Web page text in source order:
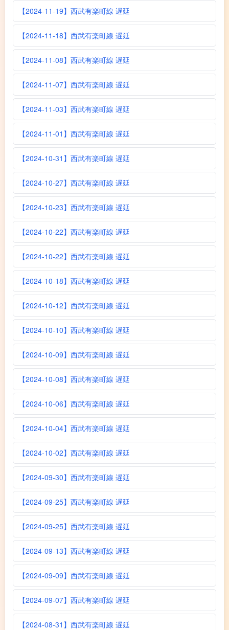
【2024-11-19】西武有楽町線 遅延
【2024-11-18】西武有楽町線 遅延
【2024-11-08】西武有楽町線 遅延
【2024-11-07】西武有楽町線 遅延
【2024-11-03】西武有楽町線 遅延
【2024-11-01】西武有楽町線 遅延
【2024-10-31】西武有楽町線 遅延
【2024-10-27】西武有楽町線 遅延
【2024-10-23】西武有楽町線 遅延
【2024-10-22】西武有楽町線 遅延
【2024-10-22】西武有楽町線 遅延
【2024-10-18】西武有楽町線 遅延
【2024-10-12】西武有楽町線 遅延
【2024-10-10】西武有楽町線 遅延
【2024-10-09】西武有楽町線 遅延
【2024-10-08】西武有楽町線 遅延
【2024-10-06】西武有楽町線 遅延
【2024-10-04】西武有楽町線 遅延
【2024-10-02】西武有楽町線 遅延
【2024-09-30】西武有楽町線 遅延
【2024-09-25】西武有楽町線 遅延
【2024-09-25】西武有楽町線 遅延
【2024-09-13】西武有楽町線 遅延
【2024-09-09】西武有楽町線 遅延
【2024-09-07】西武有楽町線 遅延
【2024-08-31】西武有楽町線 遅延